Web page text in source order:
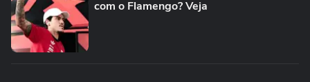
com o Flamengo? Veja